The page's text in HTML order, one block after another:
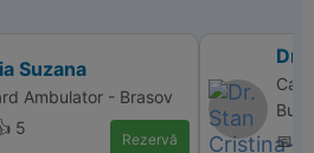
Suzana
Ambulator - Brasov
5
Rezervă
Dr.
📅